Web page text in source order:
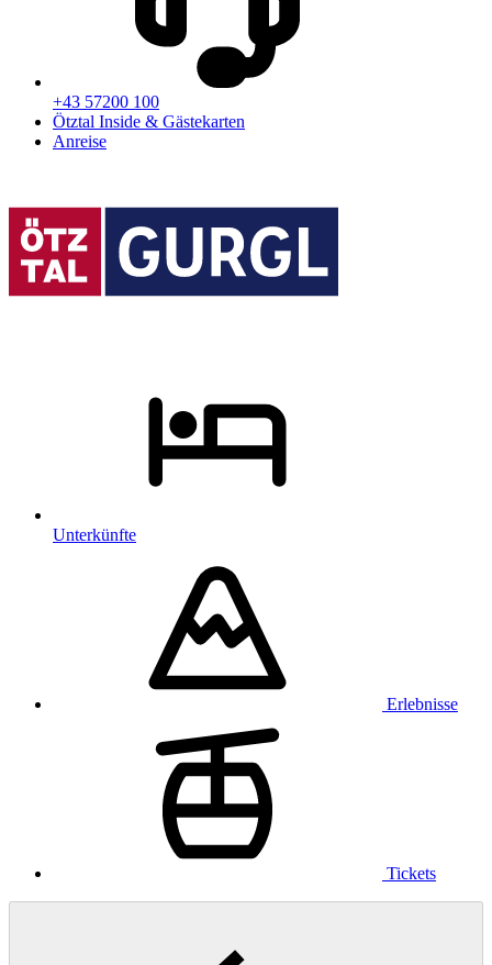
+43 57200 100
Ötztal Inside & Gästekarten
Anreise
Unterkünfte
Erlebnisse
Tickets